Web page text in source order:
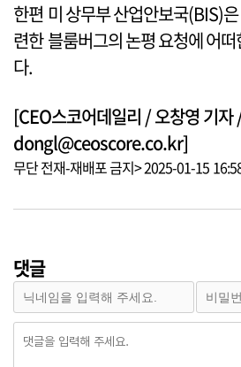
한편 미 상무부 산업안보국(BIS)
련한 블룸버그의 논평 요청에 어
다.
[CEO스코어데일리 / 오창영 기자
dongl@ceoscore.co.kr]
무단 전재-재배포 금지> 2025-01-15
댓글